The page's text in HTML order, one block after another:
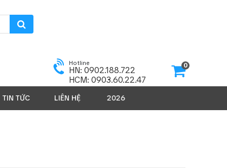
Hotline
HN: 0902.188.722
HCM: 0903.60.22.47
0
TIN TỨC LIÊN HỆ